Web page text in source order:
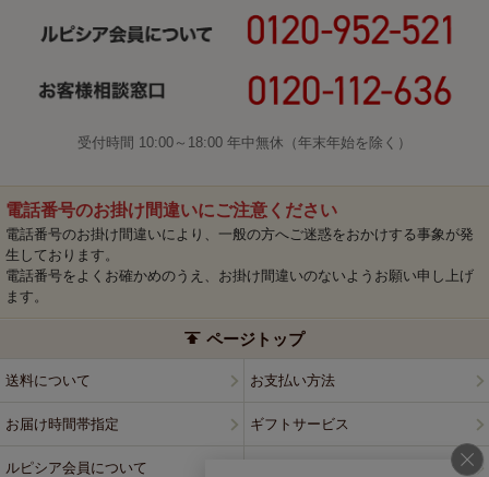
受付時間 10:00～18:00 年中無休（年末年始を除く）
電話番号のお掛け間違いにご注意ください
電話番号のお掛け間違いにより、一般の方へご迷惑をおかけする事象が発
生しております。
電話番号をよくお確かめのうえ、お掛け間違いのないようお願い申し上げ
ます。
ページトップ
送料について お支払い方法
お届け時間帯指定 ギフトサービス
ルピシア会員について